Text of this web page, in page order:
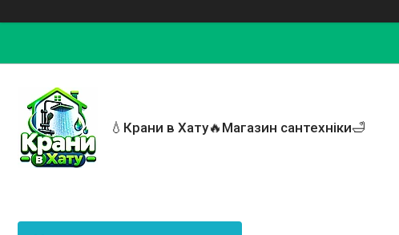
💧Крани в Хату🔥Магазин сантехніки🛁